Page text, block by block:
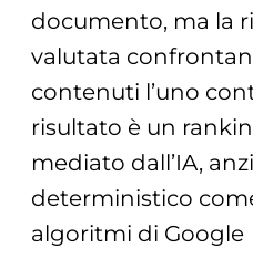
documento, ma la
valutata
contenuti l’uno
risultato è un
mediato dall’IA,
deterministico
algoritmi di Google